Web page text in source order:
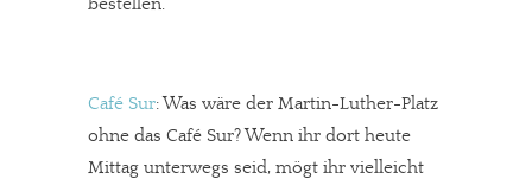
bestellen.
Café Sur: Was wäre der Martin-Luther-Platz
ohne das Café Sur? Wenn ihr dort heute
Mittag unterwegs seid, mögt ihr vielleicht